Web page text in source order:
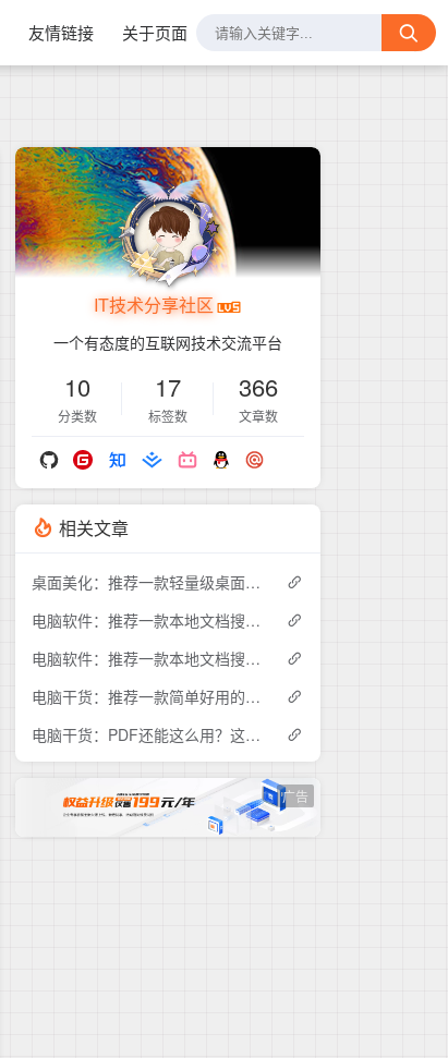
友情链接 关于页面
IT技术分享社区
一个有态度的互联网技术交流平台
10
分类数
17
标签数
366
文章数
相关文章
桌面美化：推荐一款轻量级桌面时钟工具DesktopDigitalClock
电脑软件：推荐一款本地文档搜索神器，赶快下载试试吧！
电脑软件：推荐一款本地文档搜索神器AnyTXTSearcher
电脑干货：推荐一款简单好用的电脑端蓝牙电量监控工具
电脑干货：PDF还能这么用？这款工具让你的演示像PPT一样流畅
广告